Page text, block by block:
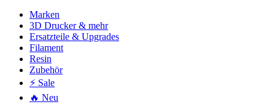
Marken
3D Drucker & mehr
Ersatzteile & Upgrades
Filament
Resin
Zubehör
⚡ Sale
🔥 Neu